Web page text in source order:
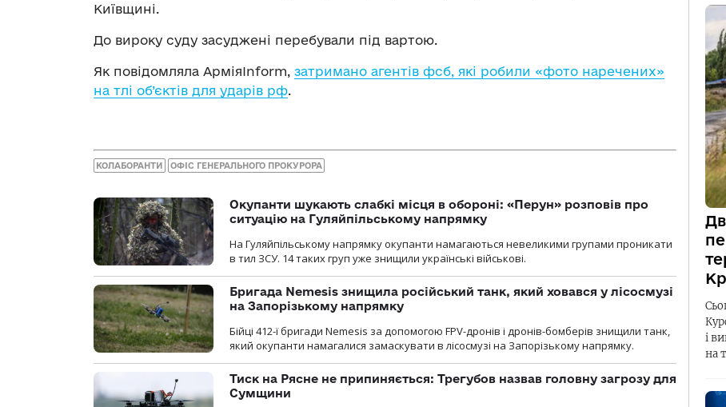
Київщині.
До вироку суду засуджені перебували під вартою.
Як повідомляла АрміяInform, затримано агентів фсб, які робили «фото наречених»
на тлі об’єктів для ударів рф.
КОЛАБОРАНТИ ОФІС ГЕНЕРАЛЬНОГО ПРОКУРОРА
Окупанти шукають слабкі місця в обороні: «Перун» розповів про
ситуацію на Гуляйпільському напрямку
На Гуляйпільському напрямку окупанти намагаються невеликими групами проникати
в тил ЗСУ. 14 таких груп уже знищили українські військові.
Бригада Nemesis знищила російський танк, який ховався у лісосмузі
на Запорізькому напрямку
Бійці 412-ї бригади Nemesis за допомогою FPV-дронів і дронів-бомберів знищили танк,
який окупанти намагалися замаскувати в лісосмузі на Запорізькому напрямку.
Тиск на Рясне не припиняється: Трегубов назвав головну загрозу для
Сумщини
і
на